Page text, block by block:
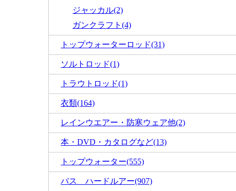
ジャッカル(2)
ガンクラフト(4)
トップウォーターロッド(31)
ソルトロッド(1)
トラウトロッド(1)
衣類(164)
レインウエアー・防寒ウェア他(2)
本・DVD・カタログなど(13)
トップウォーター(555)
バス ハードルアー(907)